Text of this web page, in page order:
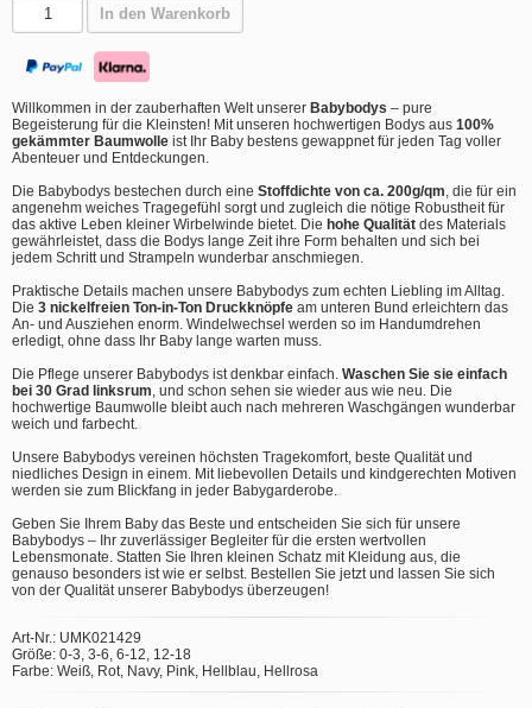
In den Warenkorb
Willkommen in der zauberhaften Welt unserer Babybodys – pure
Begeisterung für die Kleinsten! Mit unseren hochwertigen Bodys aus 100%
gekämmter Baumwolle ist Ihr Baby bestens gewappnet für jeden Tag voller
Abenteuer und Entdeckungen.
Die Babybodys bestechen durch eine Stoffdichte von ca. 200g/qm , die für ein
angenehm weiches Tragegefühl sorgt und zugleich die nötige Robustheit für
das aktive Leben kleiner Wirbelwinde bietet. Die hohe Qualität des Materials
gewährleistet, dass die Bodys lange Zeit ihre Form behalten und sich bei
jedem Schritt und Strampeln wunderbar anschmiegen.
Praktische Details machen unsere Babybodys zum echten Liebling im Alltag.
Die 3 nickelfreien Ton-in-Ton Druckknöpfe am unteren Bund erleichtern das
An- und Ausziehen enorm. Windelwechsel werden so im Handumdrehen
erledigt, ohne dass Ihr Baby lange warten muss.
Die Pflege unserer Babybodys ist denkbar einfach. Waschen Sie sie einfach
bei 30 Grad linksrum , und schon sehen sie wieder aus wie neu. Die
hochwertige Baumwolle bleibt auch nach mehreren Waschgängen wunderbar
weich und farbecht.
Unsere Babybodys vereinen höchsten Tragekomfort, beste Qualität und
niedliches Design in einem. Mit liebevollen Details und kindgerechten Motiven
werden sie zum Blickfang in jeder Babygarderobe.
Geben Sie Ihrem Baby das Beste und entscheiden Sie sich für unsere
Babybodys – Ihr zuverlässiger Begleiter für die ersten wertvollen
Lebensmonate. Statten Sie Ihren kleinen Schatz mit Kleidung aus, die
genauso besonders ist wie er selbst. Bestellen Sie jetzt und lassen Sie sich
von der Qualität unserer Babybodys überzeugen!
Art-Nr.: UMK021429
Größe: 0-3, 3-6, 6-12, 12-18
Farbe: Weiß, Rot, Navy, Pink, Hellblau, Hellrosa